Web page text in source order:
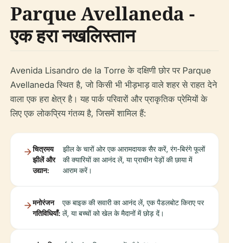
Parque Avellaneda -
एक हरा नखलिस्तान
Avenida Lisandro de la Torre के दक्षिणी छोर पर Parque
Avellaneda स्थित है, जो किसी भी भीड़भाड़ वाले शहर से राहत देने
वाला एक हरा क्षेत्र है। यह पार्क परिवारों और प्राकृतिक प्रेमियों के
लिए एक लोकप्रिय गंतव्य है, जिसमें शामिल हैं:
चित्रमय
झीलें और
उद्यान:
झील के चारों ओर एक आरामदायक सैर करें, रंग-बिरंगे फूलों
की क्यारियों का आनंद लें, या प्राचीन पेड़ों की छाया में
आराम करें।
मनोरंजन
गतिविधियाँ:
एक बाइक की सवारी का आनंद लें, एक पैडलबोट किराए पर
लें, या बच्चों को खेल के मैदानों में छोड़ दें।